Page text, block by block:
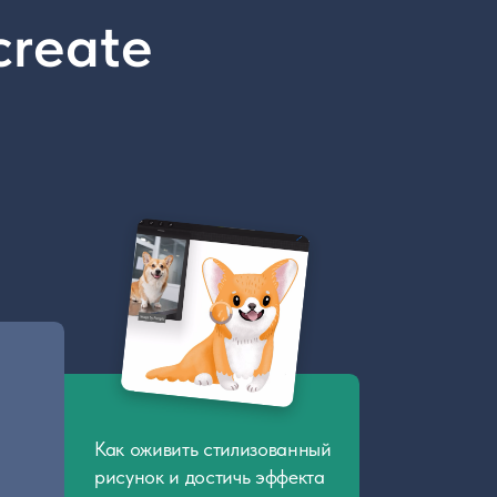
оживить стилизованный
и достичь эффекта
шерсти: добавляем
элементы